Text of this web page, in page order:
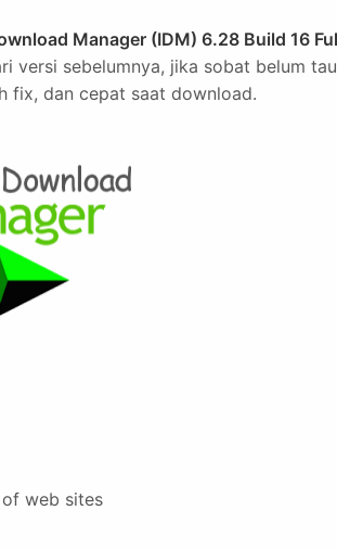
Manager (IDM) 6.28 Build 16
versi sebelumnya, jika sobat belum tau
fix, dan cepat saat download.
web sites